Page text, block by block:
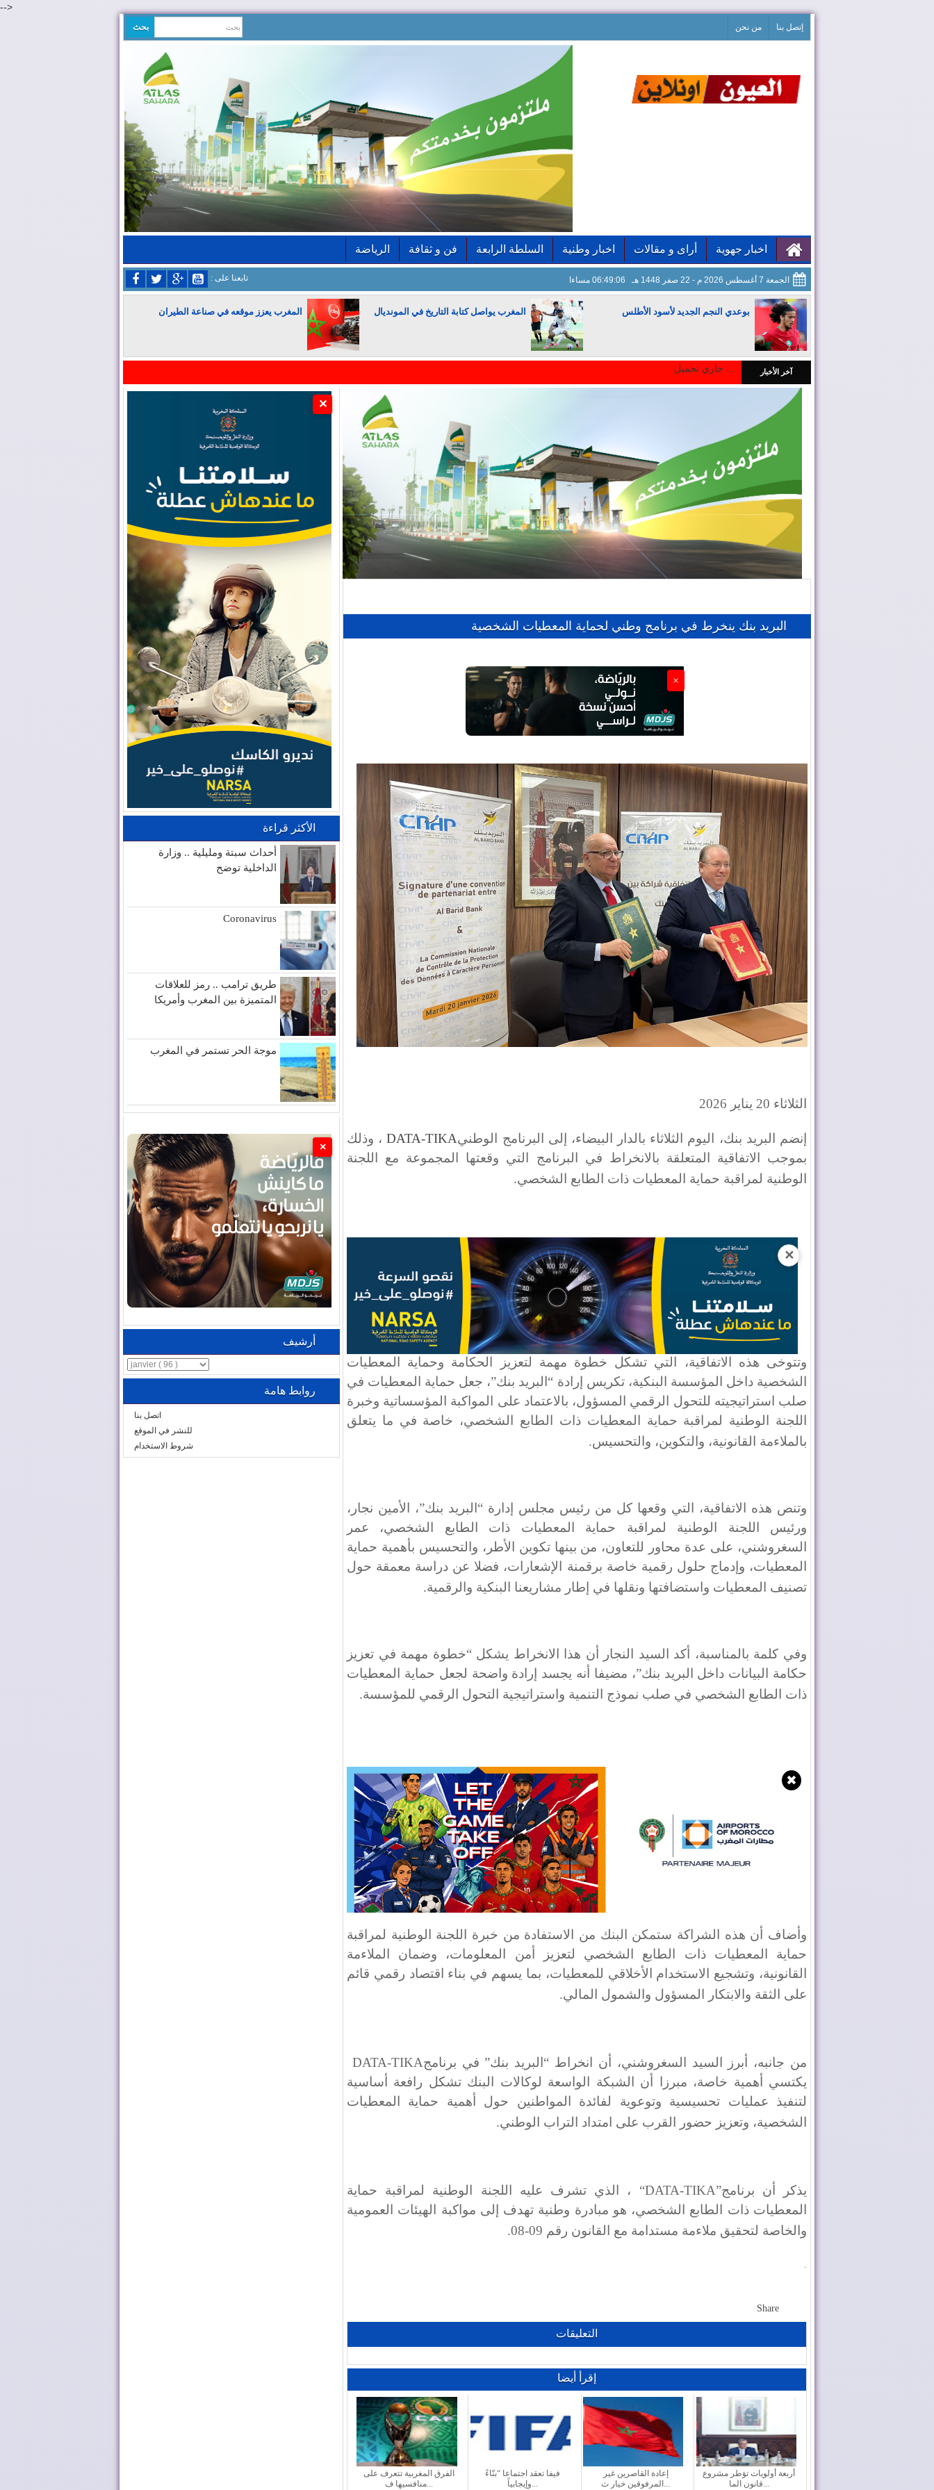
-->
إتصل بنا من نحن
اخبار جهوية أراى و مقالات اخبار وطنية السلطة الرابعة فن و ثقافة الرياضة
الجمعة 7 أغسطس 2026 م - 22 صفر 1448 هـ 06:49:07 مساءا : تابعنا على
بوعدي النجم الجديد لأسود الأطلس المغرب يواصل كتابة التاريخ في المونديال المغرب يعزز موقعه في صناعة الطيران
المغرب يجذب كبار المستثمرين آخر الأخبار
البريد بنك ينخرط في برنامج وطني لحماية المعطيات الشخصية
×
الثلاثاء 20 يناير 2026
إنضم البريد بنك، اليوم الثلاثاء بالدار البيضاء، إلى البرنامج الوطنيDATA-TIKA ، وذلك
بموجب الاتفاقية المتعلقة بالانخراط في البرنامج التي وقعتها المجموعة مع اللجنة
الوطنية لمراقبة حماية المعطيات ذات الطابع الشخصي.
✕
وتتوخى هذه الاتفاقية، التي تشكل خطوة مهمة لتعزيز الحكامة وحماية المعطيات
الشخصية داخل المؤسسة البنكية، تكريس إرادة “البريد بنك”، جعل حماية المعطيات في
صلب استراتيجيته للتحول الرقمي المسؤول، بالاعتماد على المواكبة المؤسساتية وخبرة
اللجنة الوطنية لمراقبة حماية المعطيات ذات الطابع الشخصي، خاصة في ما يتعلق
بالملاءمة القانونية، والتكوين، والتحسيس.
وتنص هذه الاتفاقية، التي وقعها كل من رئيس مجلس إدارة “البريد بنك”، الأمين نجار،
ورئيس اللجنة الوطنية لمراقبة حماية المعطيات ذات الطابع الشخصي، عمر
السغروشني، على عدة محاور للتعاون، من بينها تكوين الأطر، والتحسيس بأهمية حماية
المعطيات، وإدماج حلول رقمية خاصة برقمنة الإشعارات، فضلا عن دراسة معمقة حول
تصنيف المعطيات واستضافتها ونقلها في إطار مشاريعنا البنكية والرقمية.
وفي كلمة بالمناسبة، أكد السيد النجار أن هذا الانخراط يشكل “خطوة مهمة في تعزيز
حكامة البيانات داخل البريد بنك”، مضيفا أنه يجسد إرادة واضحة لجعل حماية المعطيات
ذات الطابع الشخصي في صلب نموذج التنمية واستراتيجية التحول الرقمي للمؤسسة.
✖
وأضاف أن هذه الشراكة ستمكن البنك من الاستفادة من خبرة اللجنة الوطنية لمراقبة
حماية المعطيات ذات الطابع الشخصي لتعزيز أمن المعلومات، وضمان الملاءمة
القانونية، وتشجيع الاستخدام الأخلاقي للمعطيات، بما يسهم في بناء اقتصاد رقمي قائم
على الثقة والابتكار المسؤول والشمول المالي.
من جانبه، أبرز السيد السغروشني، أن انخراط “البريد بنك” في برنامجDATA-TIKA
يكتسي أهمية خاصة، مبرزا أن الشبكة الواسعة لوكالات البنك تشكل رافعة أساسية
لتنفيذ عمليات تحسيسية وتوعوية لفائدة المواطنين حول أهمية حماية المعطيات
الشخصية، وتعزيز حضور القرب على امتداد التراب الوطني.
يذكر أن برنامج“DATA-TIKA” ، الذي تشرف عليه اللجنة الوطنية لمراقبة حماية
المعطيات ذات الطابع الشخصي، هو مبادرة وطنية تهدف إلى مواكبة الهيئات العمومية
والخاصة لتحقيق ملاءمة مستدامة مع القانون رقم 09-08
.
Share
التعليقات
إقرأ أيضا
الفرق المغربية تتعرف على
فيفا تعقد اجتماعا “بنّاءً
إعادة القاصرين غير
أربعة أولويات تؤطر مشروع
✕
الأكثر قراءة
أحداث سبتة ومليلية .. وزارة
الداخلية توضح
Coronavirus
طريق ترامب .. رمز للعلاقات
المتميزة بين المغرب وأمريكا
موجة الحر تستمر في المغرب
×
أرشيف
روابط هامة
اتصل بنا
للنشر في الموقع
شروط الاستخدام